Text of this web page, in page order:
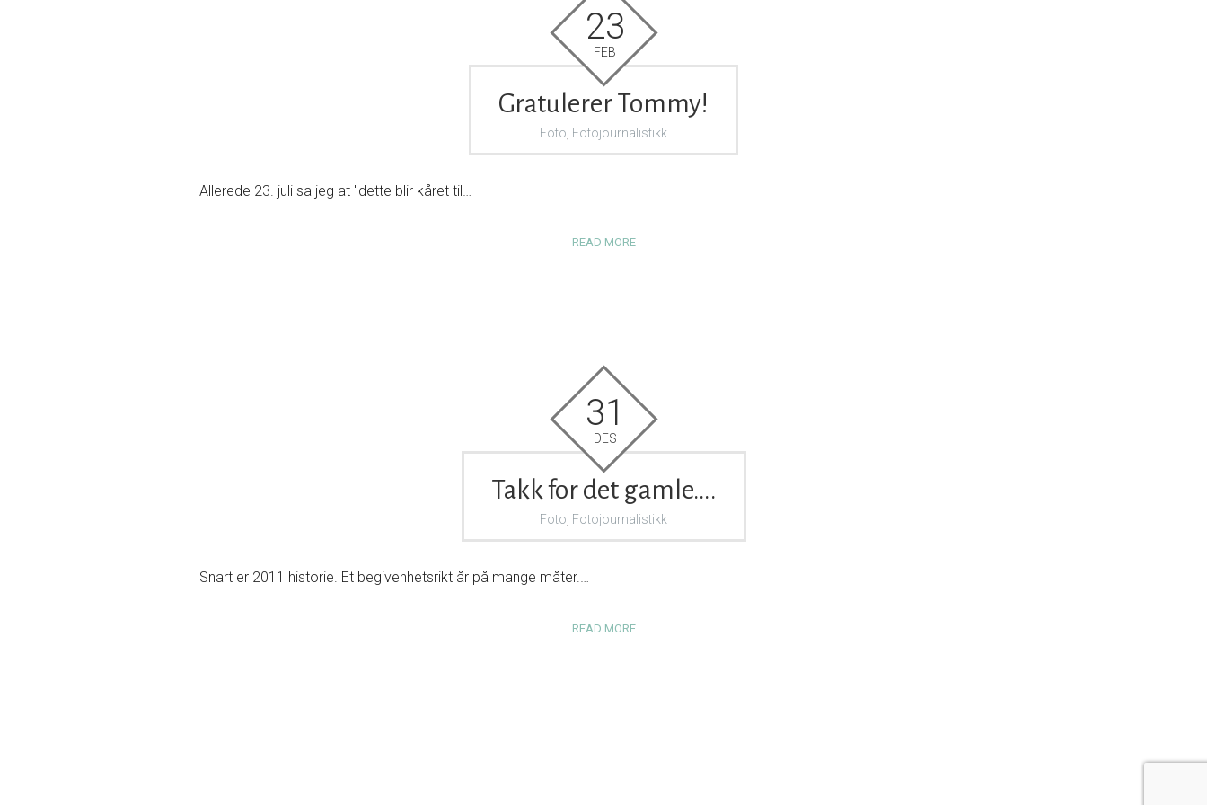
23
FEB
Gratulerer Tommy!
Foto Fotojournalistikk
Allerede 23. juli sa jeg at "dette blir kåret til…
READ MORE
31
DES
Takk for det gamle….
Foto Fotojournalistikk
Snart er 2011 historie. Et begivenhetsrikt år på mange måter.…
READ MORE